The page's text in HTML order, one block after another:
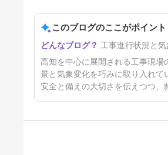
このブログのここがポイント
工事進行状況と
高知を中心に展開される工事現
景と気象変化を巧みに取り入れて
安全と備えの大切さを伝えつつ、